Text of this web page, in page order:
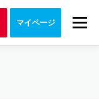
Menu
マイページ